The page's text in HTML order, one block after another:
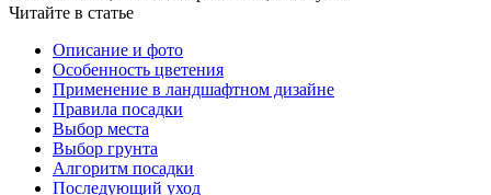
Читайте в статье
Описание и фото
Особенность цветения
Применение в ландшафтном дизайне
Правила посадки
Выбор места
Выбор грунта
Алгоритм посадки
Последующий уход